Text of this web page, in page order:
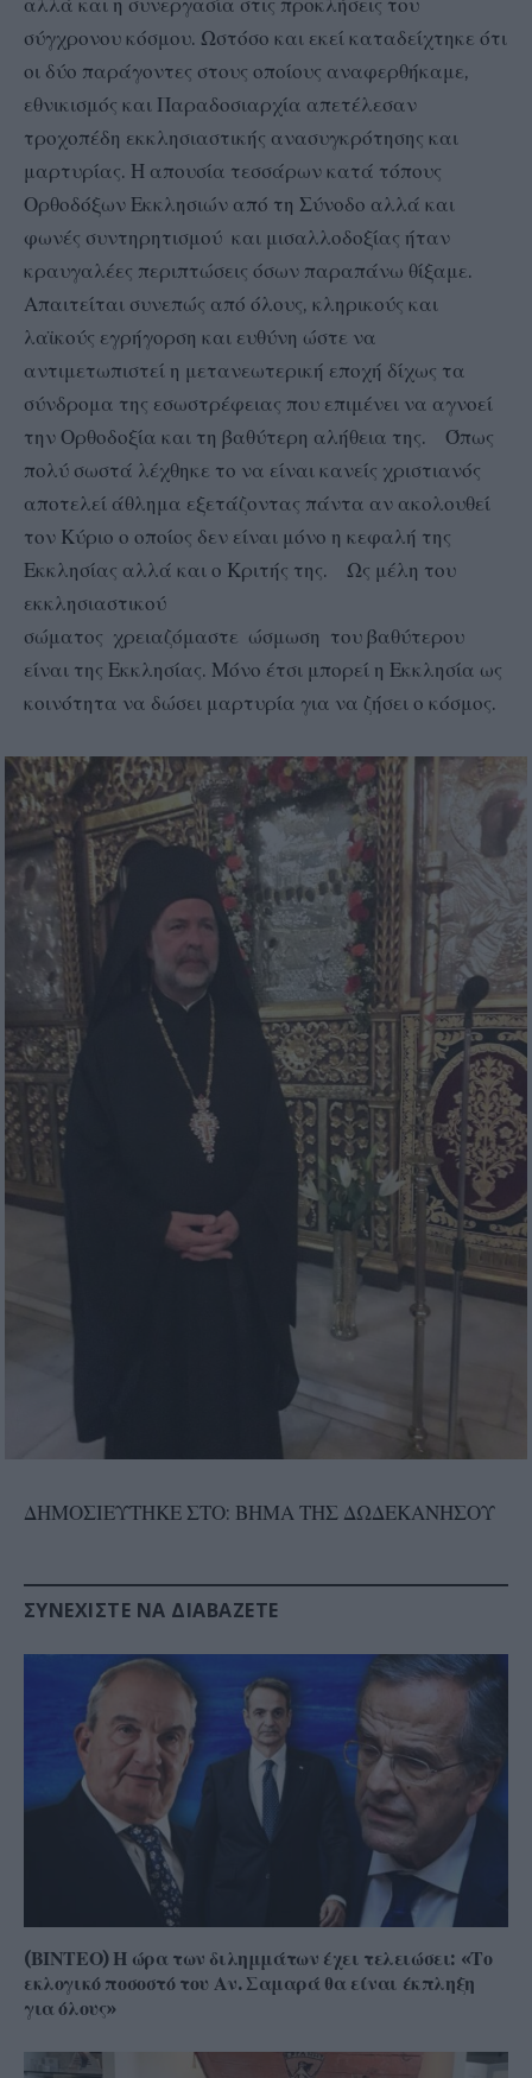
σύγχρονου κόσμου. Ωστόσο και εκεί καταδείχτηκε ότι
οι δύο παράγοντες στους οποίους αναφερθήκαμε,
εθνικισμός και Παραδοσιαρχία απετέλεσαν
τροχοπέδη εκκλησιαστικής ανασυγκρότησης και
μαρτυρίας. Η απουσία τεσσάρων κατά τόπους
Ορθοδόξων Εκκλησιών από τη Σύνοδο αλλά και
φωνές συντηρητισμού και μισαλλοδοξίας ήταν
κραυγαλέες περιπτώσεις όσων παραπάνω θίξαμε.
Απαιτείται συνεπώς από όλους, κληρικούς και
λαϊκούς εγρήγορση και ευθύνη ώστε να
αντιμετωπιστεί η μετανεωτερική εποχή δίχως τα
σύνδρομα της εσωστρέφειας που επιμένει να αγνοεί
την Ορθοδοξία και τη βαθύτερη αλήθεια της. Όπως
πολύ σωστά λέχθηκε το να είναι κανείς χριστιανός
αποτελεί άθλημα εξετάζοντας πάντα αν ακολουθεί
τον Κύριο ο οποίος δεν είναι μόνο η κεφαλή της
Εκκλησίας αλλά και ο Κριτής της. Ως μέλη του
εκκλησιαστικού
σώματος χρειαζόμαστε ώσμωση του βαθύτερου
είναι της Εκκλησίας. Μόνο έτσι μπορεί η Εκκλησία ως
κοινότητα να δώσει μαρτυρία για να ζήσει ο κόσμος.
ΔΗΜΟΣΙΕΥΤΗΚΕ ΣΤΟ: ΒΗΜΑ ΤΗΣ ΔΩΔΕΚΑΝΗΣΟΥ
ΣΥΝΕΧΊΣΤΕ ΝΑ ΔΙΑΒΆΖΕΤΕ
(ΒΙΝΤΕΟ) Η ώρα των διλημμάτων έχει τελειώσει: «Το
εκλογικό ποσοστό του Αν. Σαμαρά θα είναι έκπληξη
για όλους»